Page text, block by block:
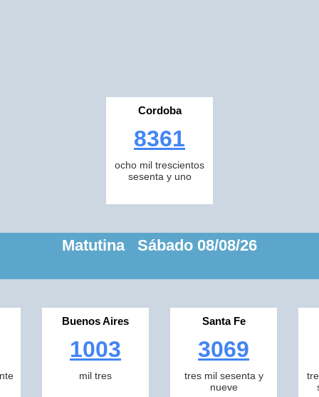
Cordoba
8361
ocho mil trescientos
sesenta y uno
Matutina Sábado 08/08/26
Buenos Aires
1003
mil tres
Santa Fe
3069
tres mil sesenta y
nueve